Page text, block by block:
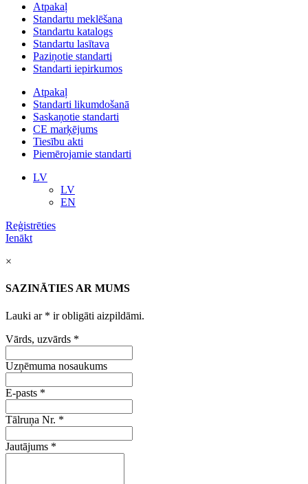
Atpakaļ
Standartu meklēšana
Standartu katalogs
Standartu lasītava
Paziņotie standarti
Standarti iepirkumos
Atpakaļ
Standarti likumdošanā
Saskaņotie standarti
CE marķējums
Tiesību akti
Piemērojamie standarti
LV
LV
EN
Reģistrēties
Ienākt
×
SAZINĀTIES AR MUMS
Lauki ar * ir obligāti aizpildāmi.
Vārds, uzvārds *
Uzņēmuma nosaukums
E-pasts *
Tālruņa Nr. *
Jautājums *